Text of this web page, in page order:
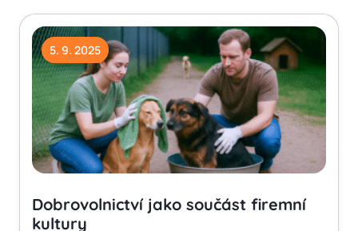
Dobrovolnictví jako součást firemní
kultury
5. 9. 2025